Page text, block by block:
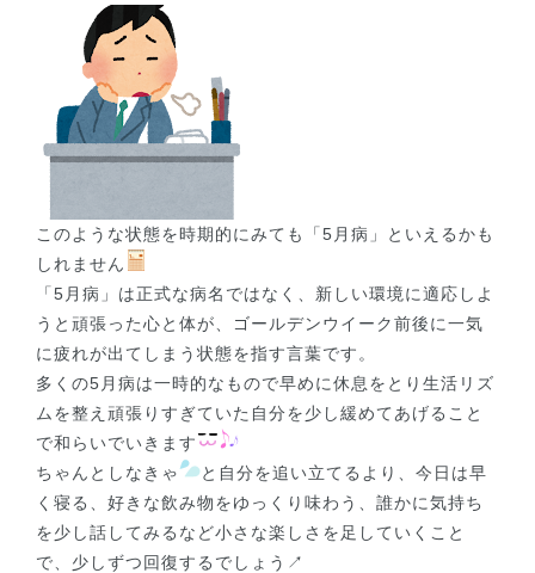
このような状態を時期的にみても「5月病」といえるかも
しれません
「5月病」は正式な病名ではなく、新しい環境に適応しよ
うと頑張った心と体が、ゴールデンウイーク前後に一気
に疲れが出てしまう状態を指す言葉です。
多くの5月病は一時的なもので早めに休息をとり生活リズ
ムを整え頑張りすぎていた自分を少し緩めてあげること
で和らいでいきます
ちゃんとしなきゃ
と自分を追い立てるより、今日は早
く寝る、好きな飲み物をゆっくり味わう、誰かに気持ち
を少し話してみるなど小さな楽しさを足していくこと
で、少しずつ回復するでしょう↗